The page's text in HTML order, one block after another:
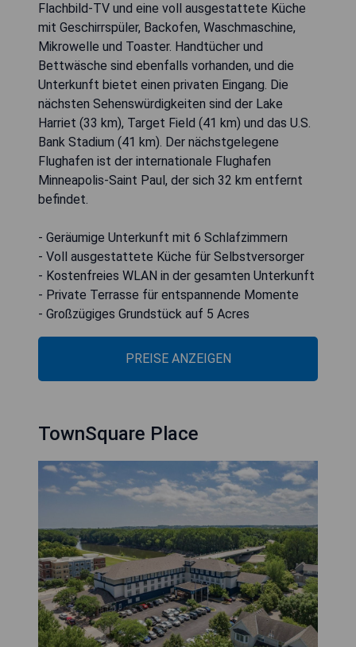
Flachbild-TV und eine voll ausgestattete Küche
mit Geschirrspüler, Backofen, Waschmaschine,
Mikrowelle und Toaster. Handtücher und
Bettwäsche sind ebenfalls vorhanden, und die
Unterkunft bietet einen privaten Eingang. Die
nächsten Sehenswürdigkeiten sind der Lake
Harriet (33 km), Target Field (41 km) und das U.S.
Bank Stadium (41 km). Der nächstgelegene
Flughafen ist der internationale Flughafen
Minneapolis-Saint Paul, der sich 32 km entfernt
befindet.
- Geräumige Unterkunft mit 6 Schlafzimmern
- Voll ausgestattete Küche für Selbstversorger
- Kostenfreies WLAN in der gesamten Unterkunft
- Private Terrasse für entspannende Momente
- Großzügiges Grundstück auf 5 Acres
PREISE ANZEIGEN
TownSquare Place